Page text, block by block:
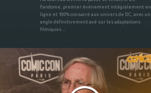
Fandome, premier évènement intégralement en
ligne et 100% consacré aux univers de DC, avec un
angle définitivement axé sur les adaptations
filmiques ...